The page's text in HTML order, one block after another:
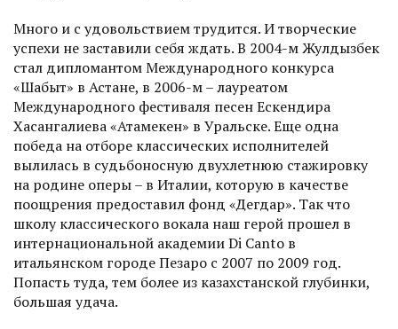
Много и с удовольствием трудится. И творческие
успехи не заставили себя ждать. В 2004-м Жулдызбек
стал дипломантом Международного конкурса
«Шабыт» в Астане, в 2006-м – лауреатом
Международного фестиваля песен Ескендира
Хасангалие­ва «Атамекен» в Уральске. Еще одна
победа на отборе классических исполнителей
вылилась в судьбоносную двухлетнюю стажировку
на родине оперы – в Италии, которую в качестве
поощрения предоставил фонд «Дегдар». Так что
школу классического вокала наш герой прошел в
интернациональной академии Di Canto в
итальянском городе Пезаро с 2007 по 2009 год.
Попасть туда, тем более из казахстанской глубинки,
большая удача.